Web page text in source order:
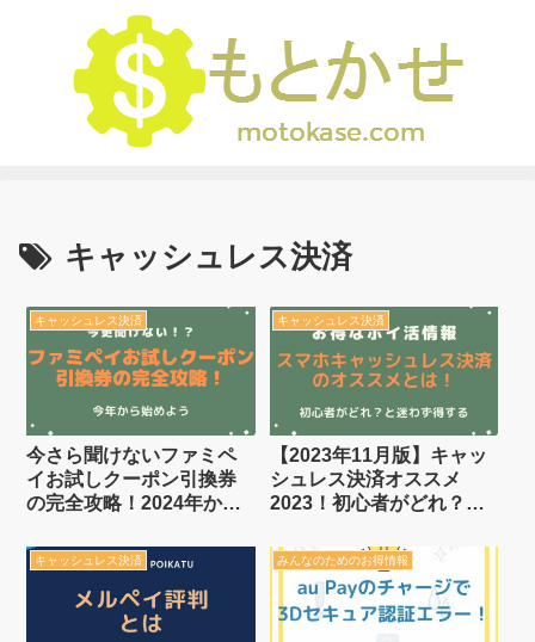
キャッシュレス決済
キャッシュレス決済
今さら聞けないファミペ
イお試しクーポン引換券
の完全攻略！2024年から
キャッシュレス決済
【2023年11月版】キャッ
シュレス決済オススメ
2023！初心者がどれ？と
キャッシュレス決済 みんなのためのお得情報